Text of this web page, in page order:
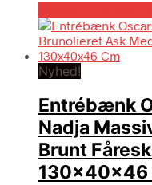
Nyhed!
Entrébænk
Nadja
Brunt
130x40x46